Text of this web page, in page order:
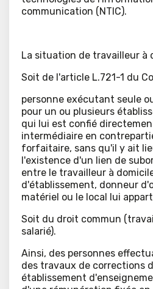
communication (NTIC).
La situation de travailleur à
Soit de l'article L.721-1 du
personne exécutant seule
pour un ou plusieurs
qui lui est confié
intermédiaire en
forfaitaire, sans qu'il y ait
l'existence d'un lien de
entre le travailleur à
d'établissement, donneur
matériel ou le local lui
Soit du droit commun
salarié).
Ainsi, des personnes
des travaux de corrections
établissement